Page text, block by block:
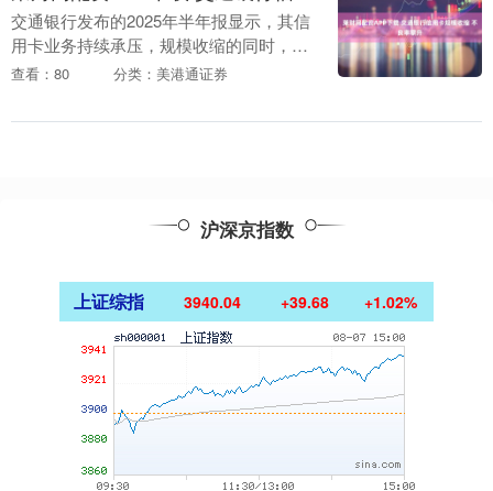
交通银行发布的2025年半年报显示，其信
用卡业务持续承压，规模收缩的同时，不
良率持续攀升。截至2025年6月末，在该
良率已接....
查看：80 分类：美港通证券
沪深京指数
上证综指 3940.04 +39.68 +1.02%